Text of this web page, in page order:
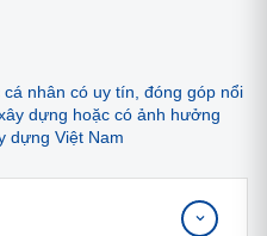
nhân có uy tín, đóng góp nổi
dựng hoặc có ảnh hưởng
dựng Việt Nam